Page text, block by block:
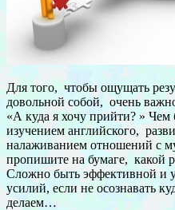
Для того, чтобы ощущать
довольной собой, очень
«А куда я хочу прийти? »
изучением английского,
налаживанием отношений с
пропишите на бумаге, какой
Сложно быть эффективной и
усилий, если не осознавать
делаем…